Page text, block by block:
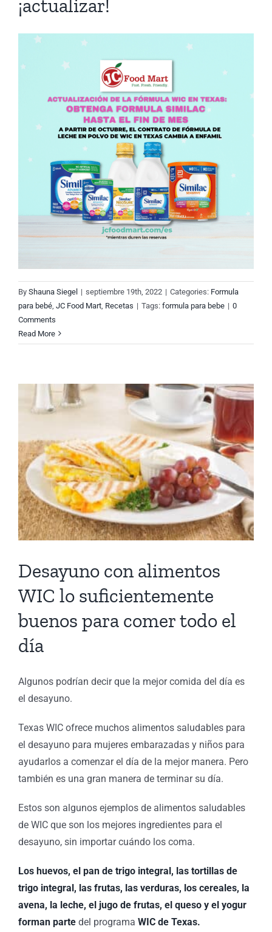
¡actualizar!
By Shauna Siegel | septiembre 19th, 2022 | Categories: Formula
para bebé JC Food Mart Recetas | Tags: formula para bebe | 0
Comments
Read More
Desayuno con alimentos
WIC lo suficientemente
buenos para comer todo el
día
Algunos podrían decir que la mejor comida del día es
el desayuno.
Texas WIC ofrece muchos alimentos saludables para
el desayuno para mujeres embarazadas y niños para
ayudarlos a comenzar el día de la mejor manera. Pero
también es una gran manera de terminar su día.
Estos son algunos ejemplos de alimentos saludables
de WIC que son los mejores ingredientes para el
desayuno, sin importar cuándo los coma.
Los huevos, el pan de trigo integral, las tortillas de
trigo integral, las frutas, las verduras, los cereales, la
avena, la leche, el jugo de frutas, el queso y el yogur
forman parte del programa WIC de Texas.